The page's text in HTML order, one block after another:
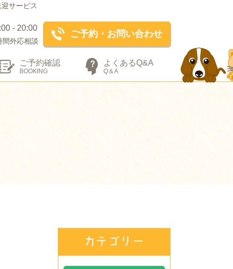
サービス
- 20:00
外応相談
ご予約・お問い合わせ
ご予約確認
BOOKING
よくあるQ&A
Q＆A